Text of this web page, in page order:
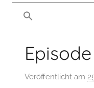
man
sehen
Film-
mussmansehen.de
Veröffentlicht am